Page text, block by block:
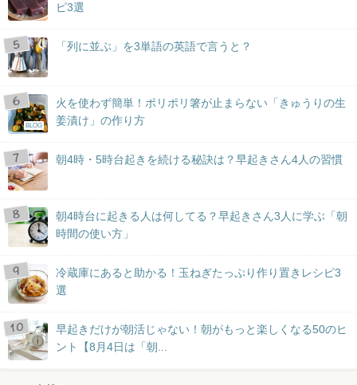
ピ3選
「列に並ぶ」を3単語の英語で言うと？
BLOG
火を使わず簡単！ポリポリ箸が止まらない「きゅうりの生
姜漬け」の作り方
朝4時・5時台起きを続ける秘訣は？早起きさん4人の習慣
朝4時台に起きる人は何してる？早起きさん3人に学ぶ「朝
時間の使い方」
冷蔵庫にあると助かる！玉ねぎたっぷり作り置きレシピ3
選
早起きだけが朝活じゃない！朝がもっと楽しくなる50のヒ
ント【8月4日は「朝...